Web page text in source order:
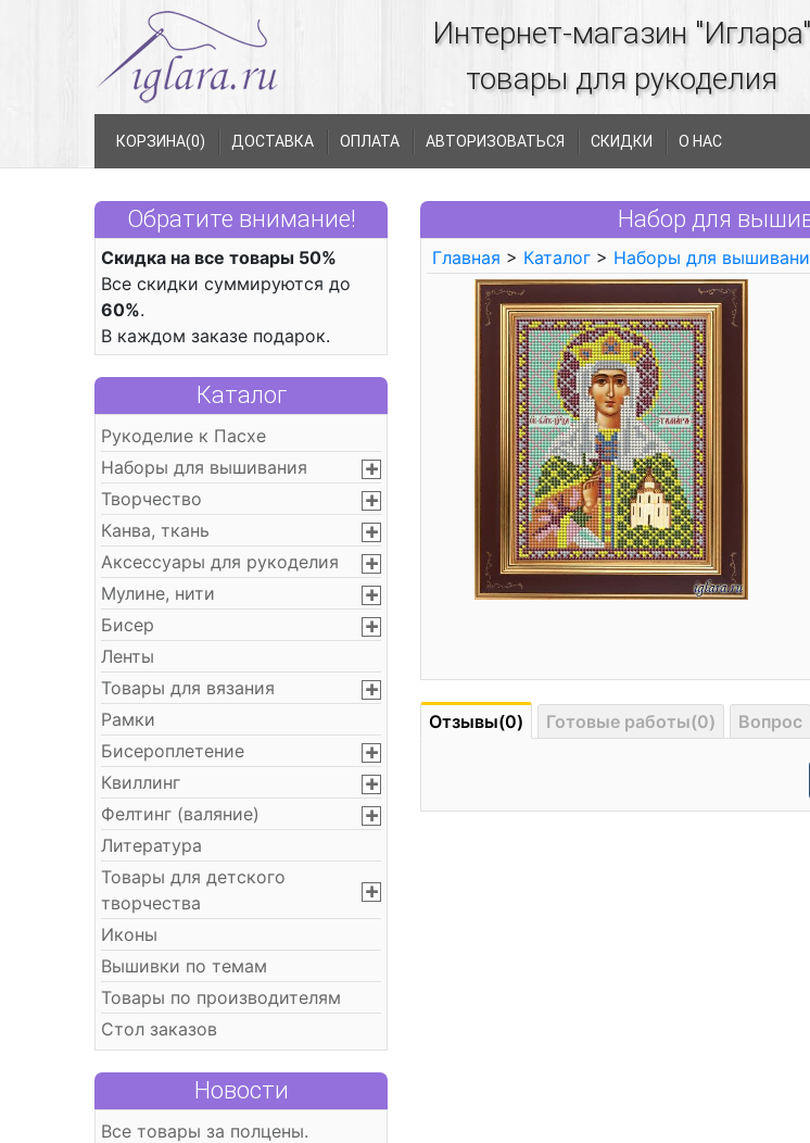
Интернет-магазин "Иглара"
товары для рукоделия
КОРЗИНА(0) ДОСТАВКА ОПЛАТА АВТОРИЗОВАТЬСЯ СКИДКИ О НАС
Обратите внимание!
Скидка на все товары 50%
Все скидки суммируются до
60%.
В каждом заказе подарок.
Каталог
Рукоделие к Пасхе
Наборы для вышивания
Творчество
Канва, ткань
Аксессуары для рукоделия
Мулине, нити
Бисер
Ленты
Товары для вязания
Рамки
Бисероплетение
Квиллинг
Фелтинг (валяние)
Литература
Товары для детского
творчества
Иконы
Вышивки по темам
Товары по производителям
Стол заказов
Новости
Все товары за полцены.
Набор для
Главная > Каталог > Наборы для
Отзывы(0) Готовые работы(0) Вопрос